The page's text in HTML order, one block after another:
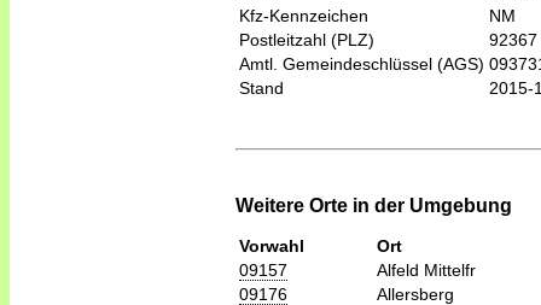
Kfz-Kennzeichen
NM
Postleitzahl (PLZ)
92367
Amtl. Gemeindeschlüssel (AGS)
Stand
2015-
Weitere Orte in der Umgebung
Vorwahl
Ort
09157
Alfeld Mittelfr
09176
Allersberg